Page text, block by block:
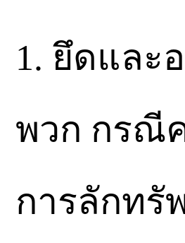
1. ยึดและ
พวก กรณี
การลักทรั